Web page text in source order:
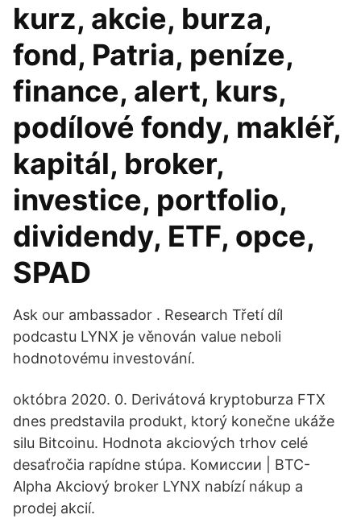
kurz, akcie, burza,
fond, Patria, peníze,
finance, alert, kurs,
podílové fondy, makléř,
kapitál, broker,
investice, portfolio,
dividendy, ETF, opce,
SPAD
Ask our ambassador . Research ‎Třetí díl
podcastu LYNX je věnován value neboli
hodnotovému investování.
októbra 2020. 0. Derivátová kryptoburza FTX
dnes predstavila produkt, ktorý konečne ukáže
silu Bitcoinu. Hodnota akciových trhov celé
desaťročia rapídne stúpa. Комиссии | BTC-
Alpha Akciový broker LYNX nabízí nákup a
prodej akcií.